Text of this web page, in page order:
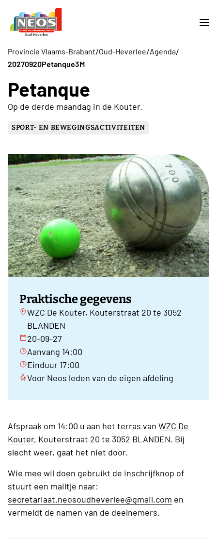
Provincie Vlaams-Brabant/Oud-Heverlee/Agenda/
20270920Petanque3M
Petanque
Op de derde maandag in de Kouter.
SPORT- EN BEWEGINGSACTIVITEITEN
Praktische gegevens
WZC De Kouter, Kouterstraat 20 te 3052
BLANDEN
20-09-27
Aanvang 14:00
Einduur 17:00
Voor Neos leden van de eigen afdeling
Afspraak om 14:00 u aan het terras van WZC De
Kouter, Kouterstraat 20 te 3052 BLANDEN. Bij
slecht weer, gaat het niet door.
Wie mee wil doen gebruikt de inschrijfknop of
stuurt een mailtje naar:
secretariaat.neosoudheverlee@gmail.com en
vermeldt de namen van de deelnemers.